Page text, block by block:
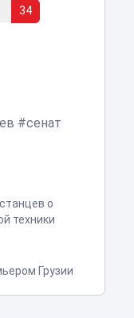
34
сенат
о
техники
Грузии